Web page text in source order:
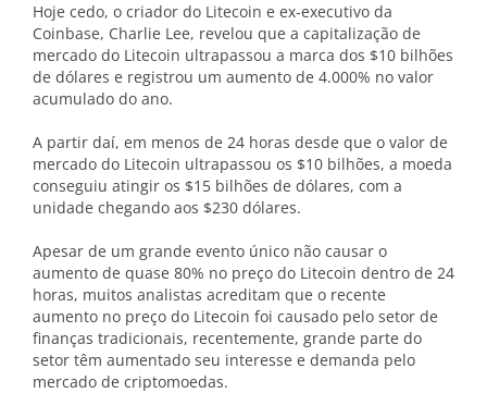
Hoje cedo, o criador do Litecoin e ex-executivo da
Coinbase, Charlie Lee, revelou que a capitalização de
mercado do Litecoin ultrapassou a marca dos $10 bilhões
de dólares e registrou um aumento de 4.000% no valor
acumulado do ano.
A partir daí, em menos de 24 horas desde que o valor de
mercado do Litecoin ultrapassou os $10 bilhões, a moeda
conseguiu atingir os $15 bilhões de dólares, com a
unidade chegando aos $230 dólares.
Apesar de um grande evento único não causar o
aumento de quase 80% no preço do Litecoin dentro de 24
horas, muitos analistas acreditam que o recente
aumento no preço do Litecoin foi causado pelo setor de
finanças tradicionais, recentemente, grande parte do
setor têm aumentado seu interesse e demanda pelo
mercado de criptomoedas.